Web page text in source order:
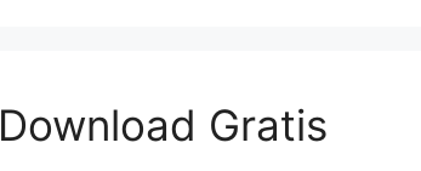
Download Gratis